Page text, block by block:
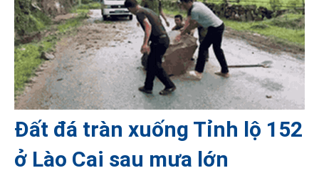
Đất đá tràn xuống Tỉnh lộ 152
ở Lào Cai sau mưa lớn